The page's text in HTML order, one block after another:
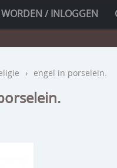
/ INLOGGEN
› engel in porselein.